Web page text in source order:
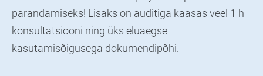
parandamiseks! Lisaks on auditiga kaasas veel 1 h
konsultatsiooni ning üks eluaegse
kasutamisõigusega dokumendipõhi.